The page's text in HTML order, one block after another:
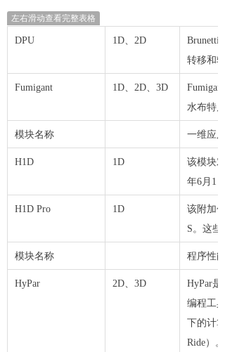
左右滑动查看完整表格
DPU 1D、2D
Brunetti
转移和转
Fumigant 1D、2D、3D
水布特
模块名称 一维应用
H1D 1D
该模块
年6月1
H1D Pro 1D
该附加
S。这
模块名称 程序性能
HyPar 2D、3D
HyPar是
编程工
下的计
Ride）